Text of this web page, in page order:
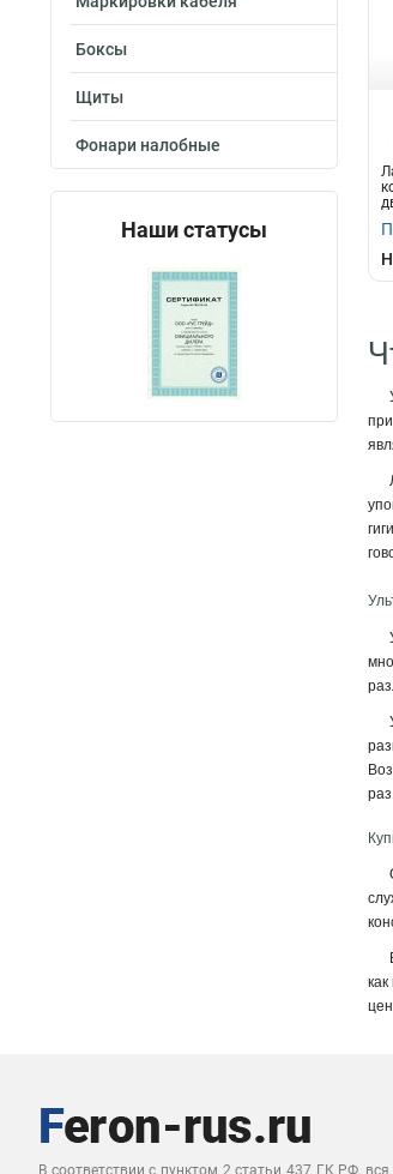
Боксы
Щиты
Фонари налобные
Наши статусы
В соответствии с пунктом 2 статьи 437 ГК РФ,